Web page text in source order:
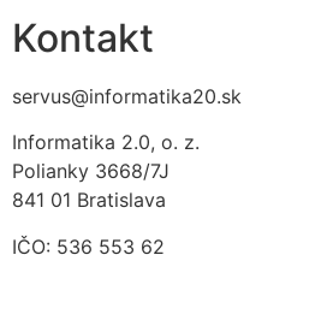
Kontakt
servus@informatika20.sk
Informatika 2.0, o. z.
Polianky 3668/7J
841 01 Bratislava
IČO: 536 553 62